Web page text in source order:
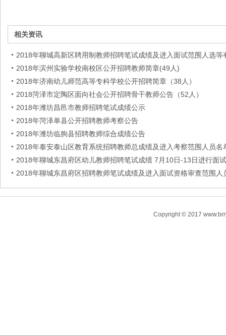
相关资讯
2018年聊城高新区聘用制教师招聘笔试成绩及进入面试范围人选等
2018年滨州实验学校南校区公开招聘教师简章(49人)
2018年济南幼儿师范高等专科学校公开招聘简章（38人）
2018菏泽市定陶区面向社会公开招聘骨干教师公告（52人）
2018年潍坊昌邑市教师招聘笔试成绩公示
2018年菏泽单县公开招聘教师考察公告
2018年潍坊临朐县招聘教师综合成绩公告
2018年泰安泰山区教育系统招聘教师总成绩及进入考察范围人员名
2018年聊城东昌府区幼儿教师招聘笔试成绩 7月10日-13日进行面试
2018年聊城东昌府区招聘教师笔试成绩及进入面试资格审查范围人
Copyright © 2017